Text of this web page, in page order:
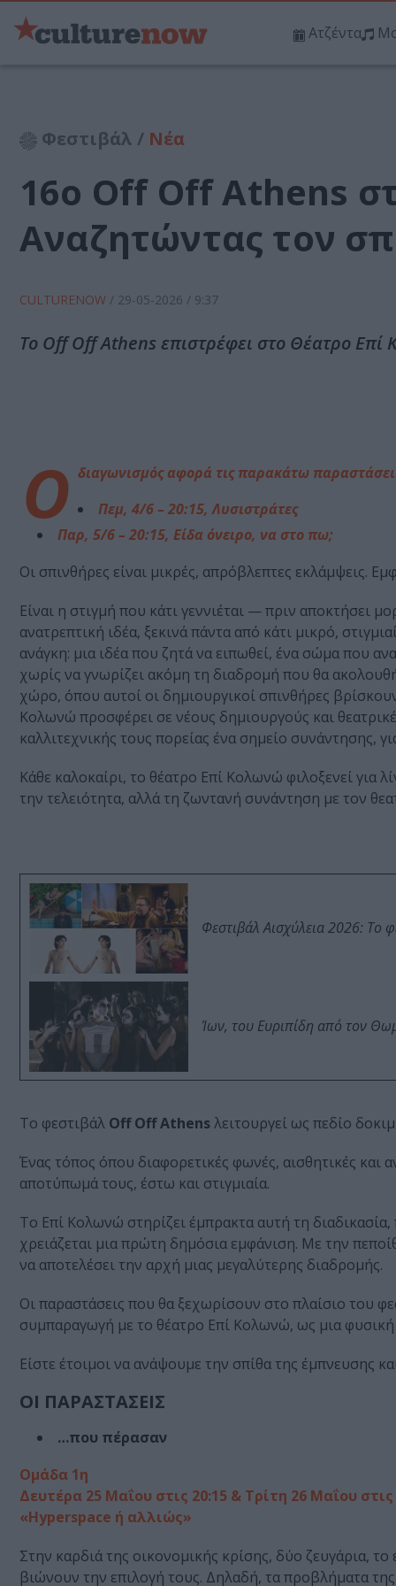
Ατζέντα
Φεστιβάλ / Νέα
16ο Off Off Athens
Αναζητώντας τον
CULTURENOW / 29-05-2026 / 9:37
Το Off Off Athens επιστρέφει στο Θέατρο Επί
Ο διαγωνισμός αφορά τις παρακάτω
Πεμ, 4/6 – 20:15, Λυσιστράτες
Παρ, 5/6 – 20:15, Είδα όνειρο, να στο πω;
Οι σπινθήρες είναι μικρές, απρόβλεπτες εκλάμψεις.
Είναι η στιγμή που κάτι γεννιέται — πριν αποκτήσει
ανατρεπτική ιδέα, ξεκινά πάντα από κάτι μικρό,
ανάγκη: μια ιδέα που ζητά να ειπωθεί, ένα σώμα που
χωρίς να γνωρίζει ακόμη τη διαδρομή που θα
χώρο, όπου αυτοί οι δημιουργικοί σπινθήρες
Κολωνώ προσφέρει σε νέους δημιουργούς και
καλλιτεχνικής τους πορείας ένα σημείο συνάντησης,
Κάθε καλοκαίρι, το θέατρο Επί Κολωνώ φιλοξενεί για
την τελειότητα, αλλά τη ζωντανή συνάντηση με τον
Φεστιβάλ Αισχύλεια 2026: Το
Ίων, του Ευριπίδη από τον
Το φεστιβάλ Off Off Athensλειτουργεί ως πεδίο
Ένας τόπος όπου διαφορετικές φωνές, αισθητικές
αποτύπωμά τους, έστω και στιγμιαία.
Το Επί Κολωνώ στηρίζει έμπρακτα αυτή τη
χρειάζεται μια πρώτη δημόσια εμφάνιση. Με την
να αποτελέσει την αρχή μιας μεγαλύτερης διαδρομής.
Οι παραστάσεις που θα ξεχωρίσουν στο πλαίσιο του
συμπαραγωγή με το θέατρο Επί Κολωνώ, ως μια
Είστε έτοιμοι να ανάψουμε την σπίθα της έμπνευσης
ΟΙ ΠΑΡΑΣΤΑΣΕΙΣ
…που πέρασαν
Ομάδα 1η
Δευτέρα 25 Μαΐου στις 20:15 & Τρίτη 26 Μαΐου στις
«Hyperspace ή αλλιώς»
Στην καρδιά της οικονομικής κρίσης, δύο ζευγάρια,
βιώνουν την επιλογή τους. Δηλαδή, τα προβλήματα